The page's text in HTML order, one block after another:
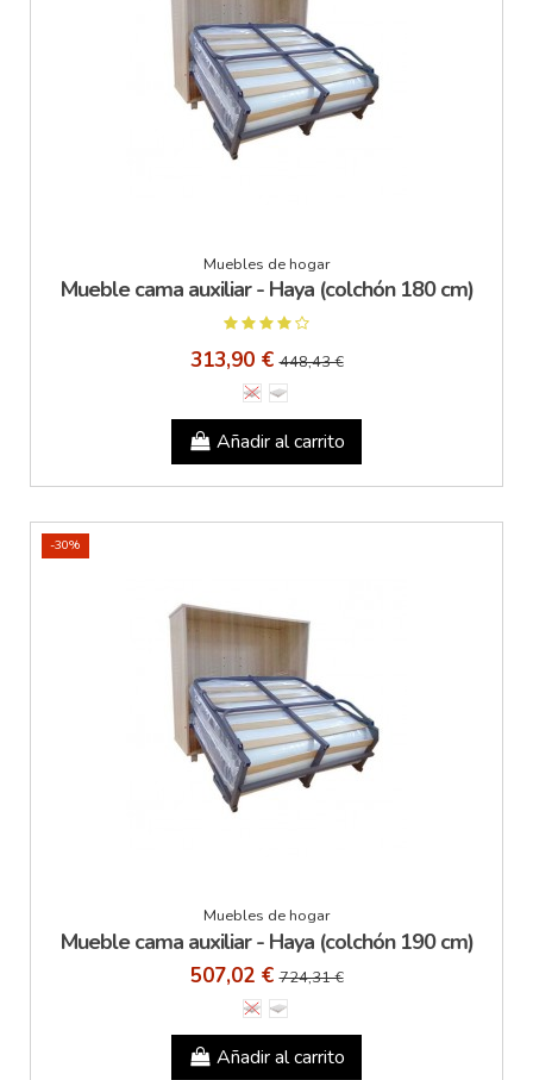
Muebles de hogar
Mueble cama auxiliar - Haya (colchón 180 cm)
313,90 €448,43 €
Añadir al carrito
-30%
Muebles de hogar
Mueble cama auxiliar - Haya (colchón 190 cm)
507,02 €724,31 €
Añadir al carrito